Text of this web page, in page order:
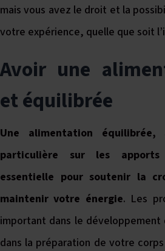
mais vous avez le droit et la
votre expérience, quelle que soit
Avoir une
et équilibrée
Une alimentation
particulière sur les
essentielle pour soutenir la
maintenir votre énergie. Les
important dans le
dans la préparation de votre